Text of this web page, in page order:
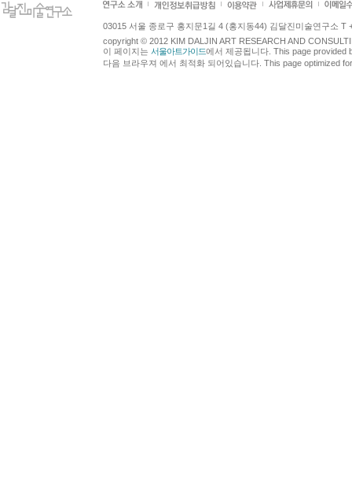
03015 서울 종로구 홍지문1길 4 (홍지동44) 김달진미술연구소 T
copyright © 2012 KIM DALJIN ART RESEARCH AND
이 페이지는 서울아트가이드에서 제공됩니다. This page provided
다음 브라우져 에서 최적화 되어있습니다. This page optimized